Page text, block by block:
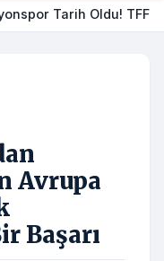
Tarih Oldu! TFF
Avrupa
Başarı